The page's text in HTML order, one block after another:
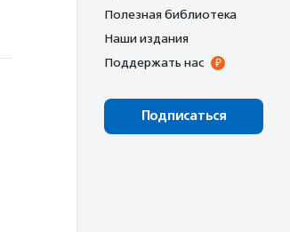
Полезная библиотека
Наши издания
Поддержать нас
Подписаться